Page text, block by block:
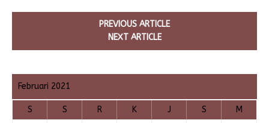
PREVIOUS ARTICLE
NEXT ARTICLE
Februari 2021
S S R K J S
M